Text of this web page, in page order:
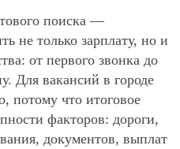
поиска —
не только зарплату, но и
от первого звонка до
Для вакансий в городе
потому что итоговое
факторов: дороги,
документов, выплат